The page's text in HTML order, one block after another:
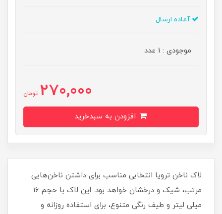
آماده ارسال
موجودی : 1 عدد
270,000 تومان
لاک ناخن ترویا انتخابی مناسب برای داشتن ناخن‌هایی
مرتب، شیک و درخشان خواهد بود. این لاک با حجم 16
میلی‌ لیتر و طیف رنگی متنوع، برای استفاده روزانه و